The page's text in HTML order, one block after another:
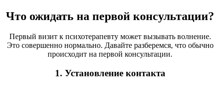
Что ожидать на первой консультации?
Первый визит к психотерапевту может вызывать волнение.
Это совершенно нормально. Давайте разберемся, что обычно
происходит на первой консультации.
1. Установление контакта